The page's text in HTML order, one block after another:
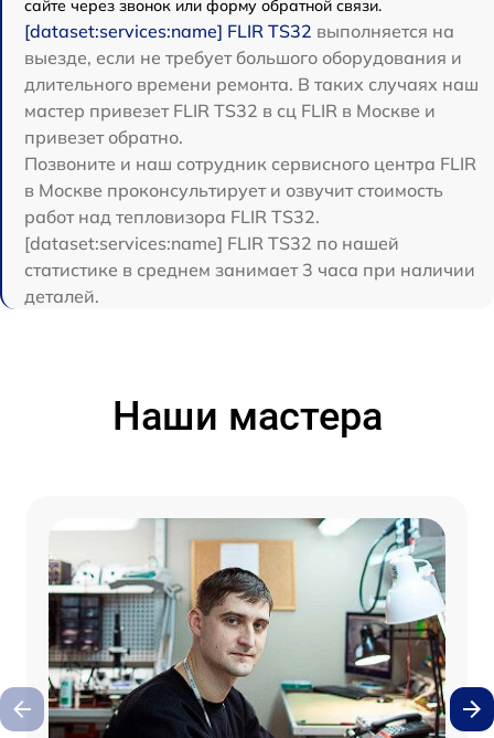
сайте через звонок или форму обратной связи.
[dataset:services:name] FLIR TS32 выполняется на
выезде, если не требует большого оборудования и
длительного времени ремонта. В таких случаях наш
мастер привезет FLIR TS32 в сц FLIR в Москве и
привезет обратно.
Позвоните и наш сотрудник сервисного центра FLIR
в Москве проконсультирует и озвучит стоимость
работ над тепловизора FLIR TS32.
[dataset:services:name] FLIR TS32 по нашей
статистике в среднем занимает 3 часа при наличии
деталей.
Наши мастера